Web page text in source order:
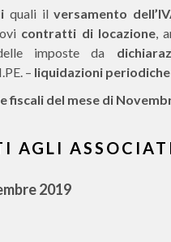
quali ilversamento
contratti di locazione,
imposte da
– liquidazioni periodiche
fiscali del mese di
AGLI
2019